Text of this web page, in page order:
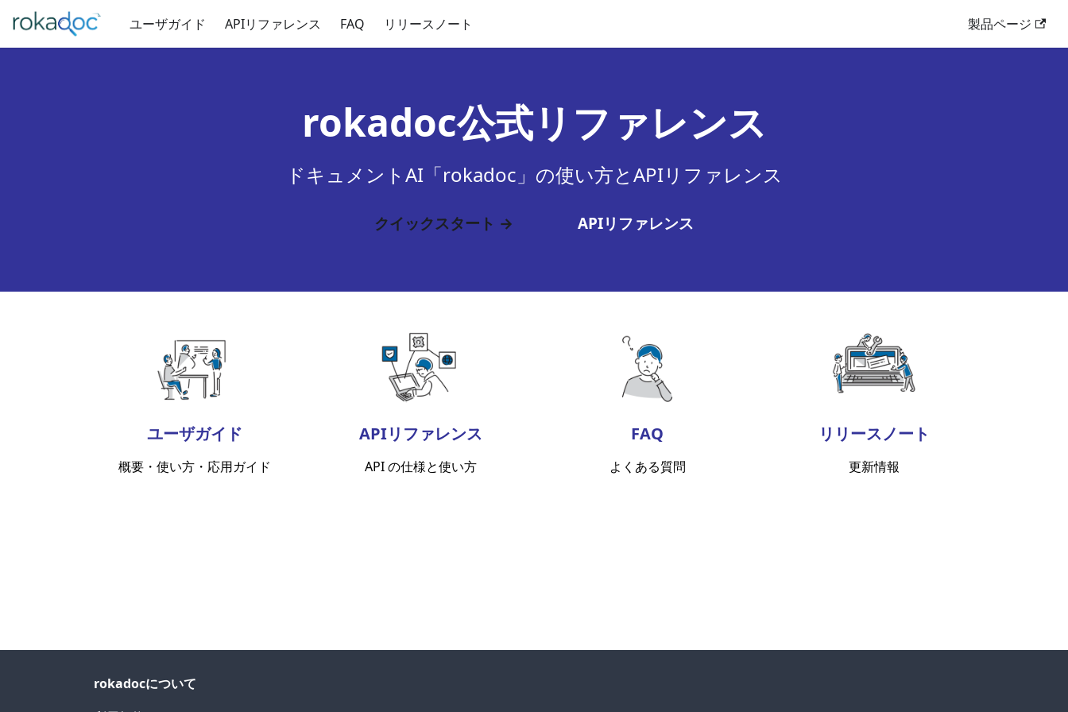
ユーザガイド APIリファレンス FAQ リリースノート 製品ページ
rokadoc公式リファレンス
ドキュメントAI「rokadoc」の使い方とAPIリファレンス
クイックスタート → APIリファレンス
ユーザガイド
概要・使い方・応用ガイド
APIリファレンス
API の仕様と使い方
FAQ
よくある質問
リリースノート
更新情報
rokadocについて